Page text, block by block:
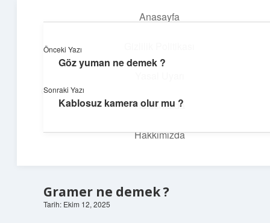
Anasayfa
Hakkımızda
Hakkımızda
İlham Veren Köşeler
Günlük yaşamdan pratik fikirler ve sıradışı keşifler burada.
Gramer ne demek ?
Tarih: Ekim 12, 2025
Önceki Yazı
Göz yuman ne demek ?
Sonraki Yazı
Kablosuz kamera olur mu ?